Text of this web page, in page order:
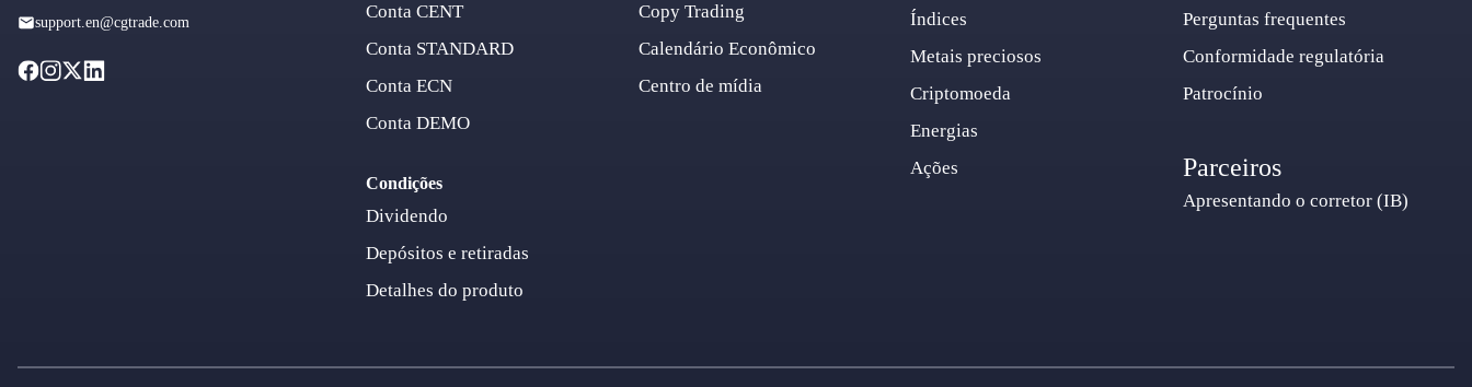
support.en@cgtrade.com
Conta CENT
Conta STANDARD
Conta ECN
Conta DEMO
Condições
Dividendo
Depósitos e retiradas
Detalhes do produto
Copy Trading
Calendário Econômico
Centro de mídia
Índices
Metais preciosos
Criptomoeda
Energias
Ações
Perguntas frequentes
Conformidade regulatória
Patrocínio
Parceiros
Apresentando o corretor (IB)